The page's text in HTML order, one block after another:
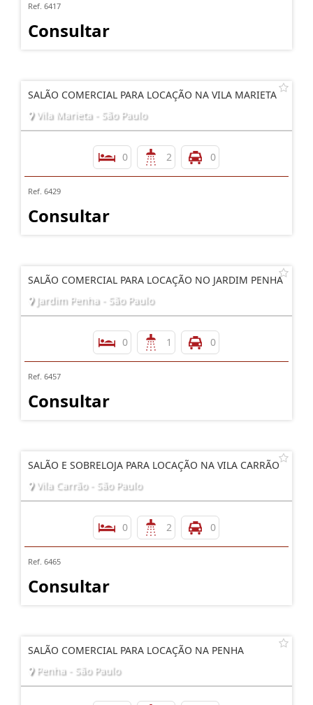
Ref. 6417
Consultar
SALÃO COMERCIAL PARA LOCAÇÃO NA VILA MARIETA
Vila Marieta - São Paulo
0 2 0
Ref. 6429
Consultar
SALÃO COMERCIAL PARA LOCAÇÃO NO JARDIM PENHA
Jardim Penha - São Paulo
0 1 0
Ref. 6457
Consultar
SALÃO E SOBRELOJA PARA LOCAÇÃO NA VILA CARRÃO
Vila Carrão - São Paulo
0 2 0
Ref. 6465
Consultar
SALÃO COMERCIAL PARA LOCAÇÃO NA PENHA
Penha - São Paulo